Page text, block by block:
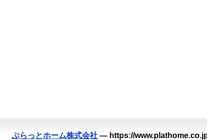
ぷらっとホーム株式会社 — https://